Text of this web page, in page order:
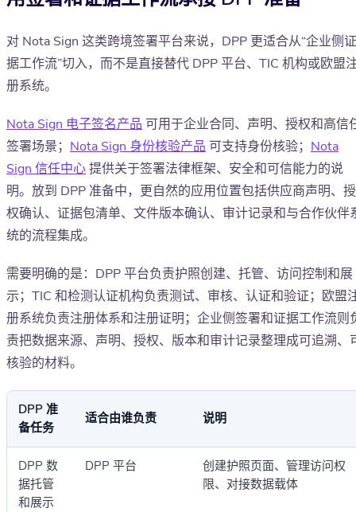
对 Nota Sign 这类跨境签署平台来说，DPP 更适合从“企业侧证
据工作流”切入，而不是直接替代 DPP 平台、TIC 机构或欧盟
册系统。
Nota Sign 电子签名产品 可用于企业合同、声明、授权和高信
签署场景； Nota Sign 身份核验产品 可支持身份核验； Nota
Sign 信任中心提供关于签署法律框架、安全和可信能力的说
明。放到 DPP 准备中，更自然的应用位置包括供应商声明、授
权确认、证据包清单、文件版本确认、审计记录和与合作伙伴
统的流程集成。
需要明确的是：DPP 平台负责护照创建、托管、访问控制和展
示；TIC 和检测认证机构负责测试、审核、认证和验证；欧盟
册系统负责注册体系和注册证明；企业侧签署和证据工作流则
责把数据来源、声明、授权、版本和审计记录整理成可追溯、
核验的材料。
DPP 准
备任务
适合由谁负责 说明
DPP 数
据托管
和展示
DPP 平台
创建护照页面、管理访问权
限、对接数据载体